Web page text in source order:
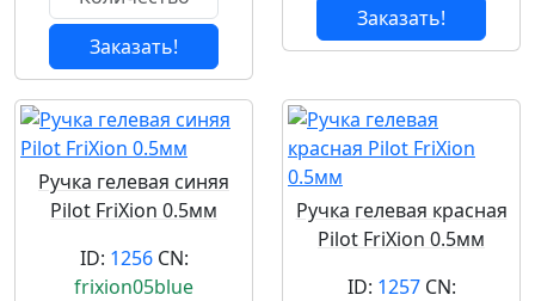
Заказать!
Заказать!
Ручка гелевая синяя
Pilot FriXion 0.5мм
ID: 1256CN:
frixion05blue
Ручка гелевая красная
Pilot FriXion 0.5мм
ID: 1257CN: